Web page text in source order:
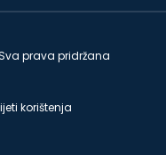
prava pridržana
korištenja